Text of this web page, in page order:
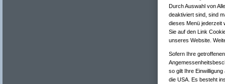
Durch Auswahl von
deaktiviert sind, sind
dieses Menü jederzeit
Sie auf den Link
unseres Website.
Sofern Ihre
so gilt Ihre
die USA. Es besteht